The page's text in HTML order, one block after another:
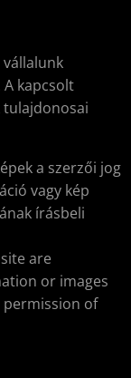
kapcsolt
a szerzői jog
vagy kép
írásbeli
are
or images
of